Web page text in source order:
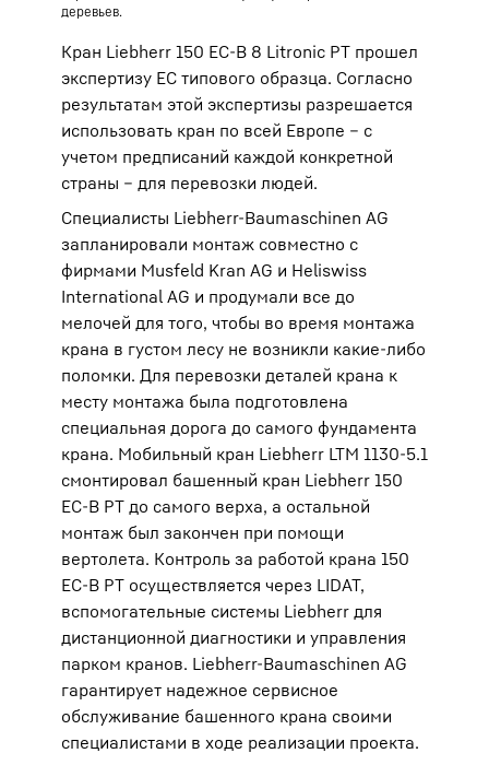
деревьев.
Кран Liebherr 150 EC-B 8 Litronic PT прошел
экспертизу EС типового образца. Согласно
результатам этой экспертизы разрешается
использовать кран по всей Европе – с
учетом предписаний каждой конкретной
страны – для перевозки людей.
Специалисты Liebherr-Baumaschinen AG
запланировали монтаж совместно с
фирмами Musfeld Kran AG и Heliswiss
International AG и продумали все до
мелочей для того, чтобы во время монтажа
крана в густом лесу не возникли какие-либо
поломки. Для перевозки деталей крана к
месту монтажа была подготовлена
специальная дорога до самого фундамента
крана. Мобильный кран Liebherr LTM 1130-5.1
смонтировал башенный кран Liebherr 150
EC-B PT до самого верха, а остальной
монтаж был закончен при помощи
вертолета. Контроль за работой крана 150
EC-B PT осуществляется через LIDAT,
вспомогательные системы Liebherr для
дистанционной диагностики и управления
парком кранов. Liebherr-Baumaschinen AG
гарантирует надежное сервисное
обслуживание башенного крана своими
специалистами в ходе реализации проекта.